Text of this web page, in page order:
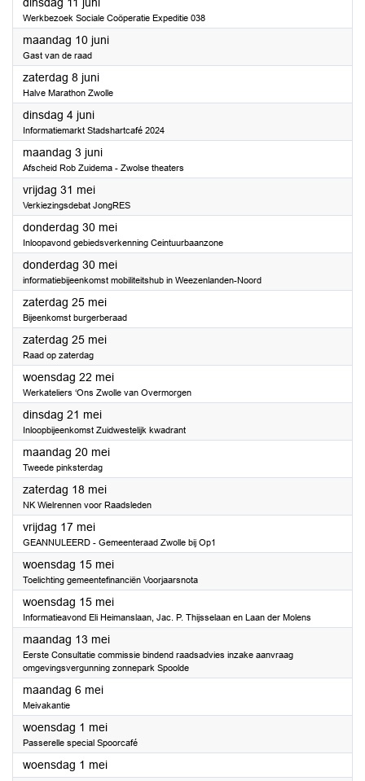
Werkbezoek Sociale Coöperatie Expeditie 038
maandag 10 juni2024
Gast van de raad
zaterdag 8 juni2024
Halve Marathon Zwolle
dinsdag 4 juni2024
Informatiemarkt Stadshartcafé 2024
maandag 3 juni2024
Afscheid Rob Zuidema - Zwolse theaters
vrijdag 31 mei2024
Verkiezingsdebat JongRES
donderdag 30 mei2024
Inloopavond gebiedsverkenning Ceintuurbaanzone
donderdag 30 mei2024
informatiebijeenkomst mobiliteitshub in Weezenlanden-Noord
zaterdag 25 mei2024
Bijeenkomst burgerberaad
zaterdag 25 mei2024
Raad op zaterdag
woensdag 22 mei2024
Werkateliers ‘Ons Zwolle van Overmorgen
dinsdag 21 mei2024
Inloopbijeenkomst Zuidwestelijk kwadrant
maandag 20 mei2024
Tweede pinksterdag
zaterdag 18 mei2024
NK Wielrennen voor Raadsleden
vrijdag 17 mei2024
GEANNULEERD - Gemeenteraad Zwolle bij Op1
woensdag 15 mei2024
Toelichting gemeentefinanciën Voorjaarsnota
woensdag 15 mei2024
Informatieavond Eli Heimanslaan, Jac. P. Thijsselaan en Laan der Molens
maandag 13 mei2024
Eerste Consultatie commissie bindend raadsadvies inzake aanvraag
omgevingsvergunning zonnepark Spoolde
maandag 6 mei2024
Meivakantie
woensdag 1 mei2024
Passerelle special Spoorcafé
woensdag 1 mei2024